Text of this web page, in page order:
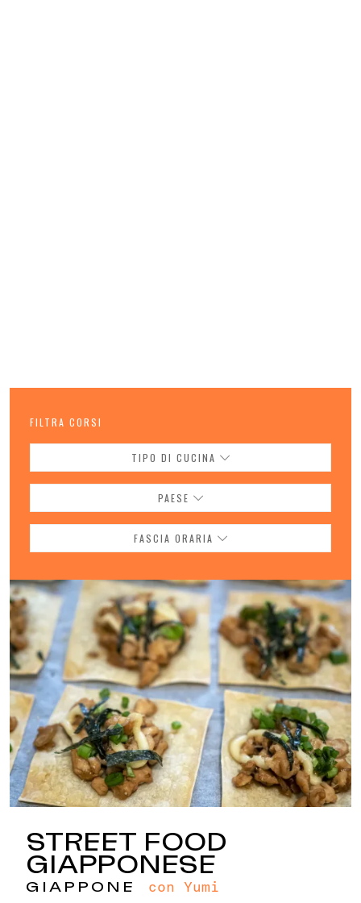
FILTRA CORSI
TIPO DI CUCINA
PAESE
FASCIA ORARIA
STREET FOOD
GIAPPONESE
GIAPPONE con Yumi